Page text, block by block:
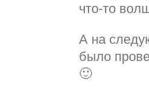
что-то
А на
было
🙂